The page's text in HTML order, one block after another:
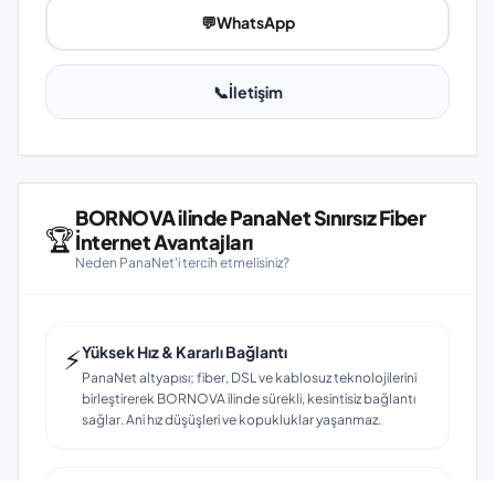
💬WhatsApp
📞İletişim
🏆
BORNOVA ilinde PanaNet Sınırsız Fiber
İnternet Avantajları
Neden PanaNet'i tercih etmelisiniz?
⚡Yüksek Hız & Kararlı Bağlantı
PanaNet altyapısı; fiber, DSL ve kablosuz teknolojilerini
birleştirerek BORNOVA ilinde sürekli, kesintisiz bağlantı
sağlar. Ani hız düşüşleri ve kopukluklar yaşanmaz.